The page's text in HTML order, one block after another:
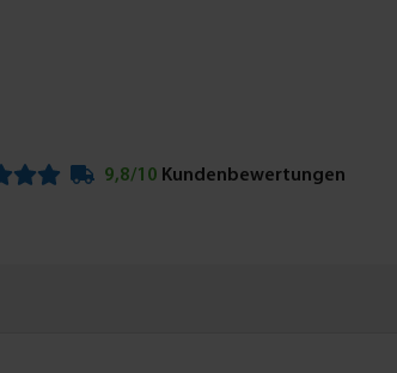
9,8/10 Kundenbewertungen